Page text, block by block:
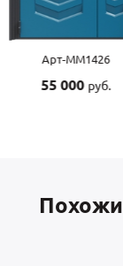
Арт-ММ1426
55 000 руб.